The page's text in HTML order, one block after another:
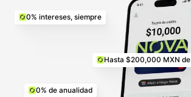
0% de anualidad
0% intereses, siempre
Hasta $200,000 MXN